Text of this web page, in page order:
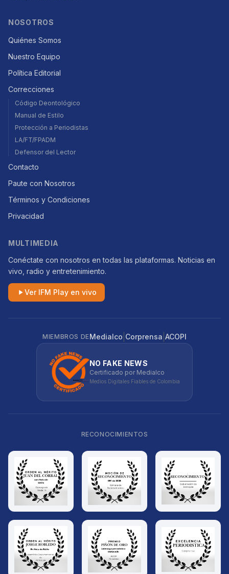
NOSOTROS
Quiénes Somos
Nuestro Equipo
Política Editorial
Correcciones
Código Deontológico
Manual de Estilo
Protección a Periodistas
LA/FT/FPADM
Defensor del Lector
Contacto
Paute con Nosotros
Términos y Condiciones
Privacidad
MULTIMEDIA
Conéctate con nosotros en todas las plataformas. Noticias en
vivo, radio y entretenimiento.
Ver IFM Play en vivo
MIEMBROS DEMedialco Corprensa ACOPI
NO FAKE NEWS
Certificado por Medialco
Medios Digitales Fiables de Colombia
RECONOCIMIENTOS